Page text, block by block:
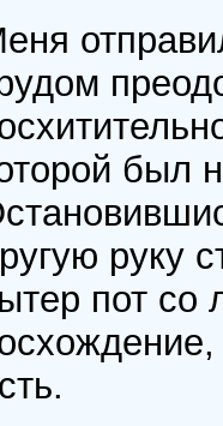
был
руку
пот со